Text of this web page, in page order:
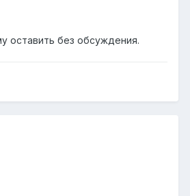
оставить без обсуждения.